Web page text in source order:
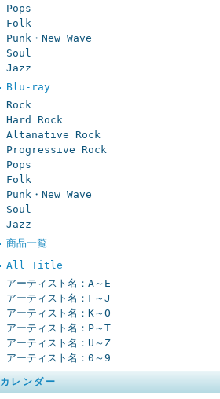
Pops
Folk
Punk・New Wave
Soul
Jazz
Blu-ray
Rock
Hard Rock
Altanative Rock
Progressive Rock
Pops
Folk
Punk・New Wave
Soul
Jazz
商品一覧
All Title
アーティスト名：A～E
アーティスト名：F～J
アーティスト名：K～O
アーティスト名：P～T
アーティスト名：U～Z
アーティスト名：0～9
カレンダー